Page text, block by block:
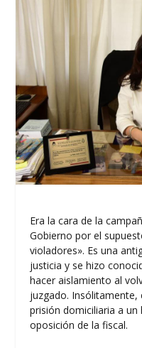
Era la cara de la
Gobierno por el
violadores». Es una
justicia y se hizo
hacer aislamiento al
juzgado.
prisión domiciliaria a
oposición de la fiscal.